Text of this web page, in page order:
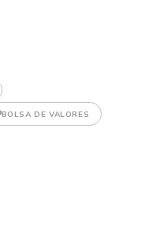
BOLSA DE VALORES